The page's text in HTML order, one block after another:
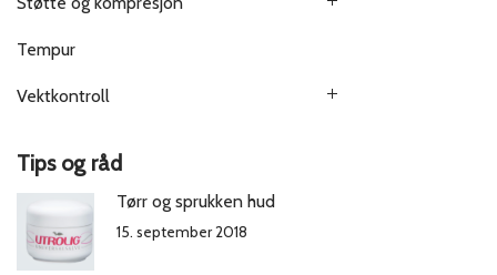
Tempur
Vektkontroll
Tips og råd
Tørr og sprukken hud
15. september 2018